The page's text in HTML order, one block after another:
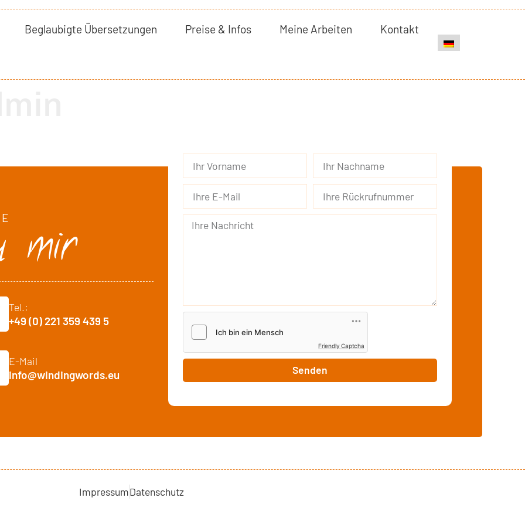
Beglaubigte Übersetzungen Preise & Infos Meine Arbeiten Kontakt
mir
Tel.:
+49 (0) 221 359 439 5
E-Mail
info@windingwords.eu
Friendly Captcha
Senden
ImpressumDatenschutz